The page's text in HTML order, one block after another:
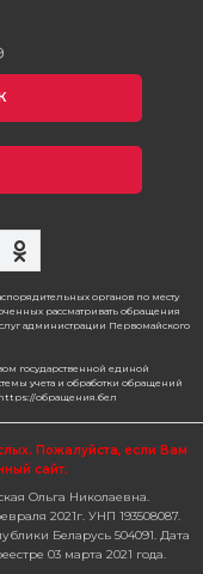
органов по месту
рассматривать обращения
администрации Первомайского
государственной единой
учета и обработки обращений
обращения.бел
Пожалуйста, если Вам
сайт.
Ольга Николаевна.
2021г. УНП 193508087.
Беларусь 504091. Дата
03 марта 2021 года.